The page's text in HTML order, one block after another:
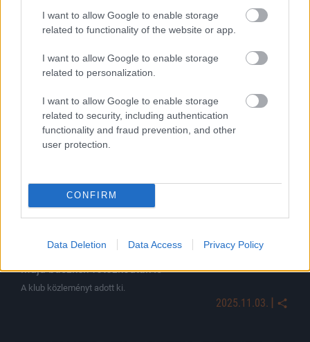
I want to allow Google to enable storage
related to functionality of the website or app.
I want to allow Google to enable storage
related to personalization.
I want to allow Google to enable storage
related to security, including authentication
functionality and fraud prevention, and other
user protection.
CONFIRM
Data Deletion Data Access Privacy Policy
Gera Dániel tisztázta a helyzetet.
2025.12.01.
Hírek
Vérlázító: román ultrák rongálták meg a Sepsi buszát,
majd büszkén fotózkodtak is
A klub közleményt adott ki.
2025.11.03. |